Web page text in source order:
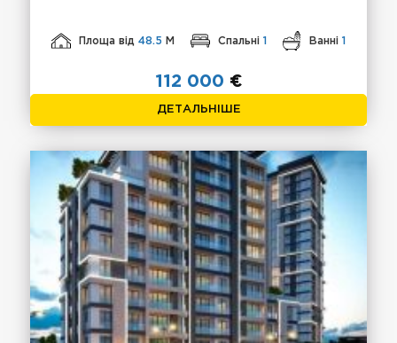
Площа від48.5 М Спальні 1 Ванні 1
112 000 €
ДЕТАЛЬНІШЕ